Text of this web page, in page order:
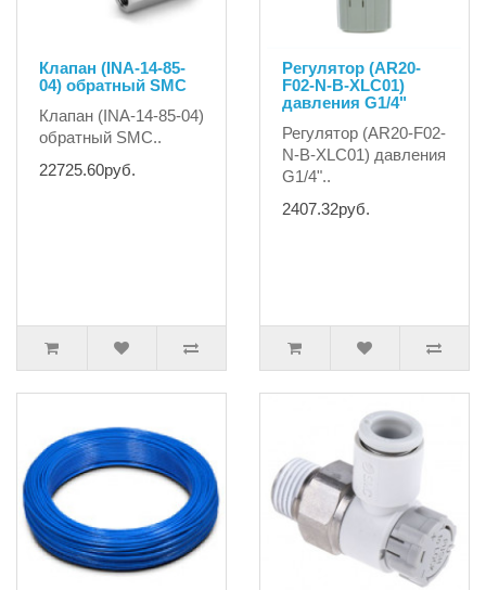
Клапан (INA-14-85-
04) обратный SMC
Клапан (INA-14-85-04)
обратный SMC..
22725.60руб.
Регулятор (AR20-
F02-N-B-XLC01)
давления G1/4"
Регулятор (AR20-F02-
N-B-XLC01) давления
G1/4"..
2407.32руб.